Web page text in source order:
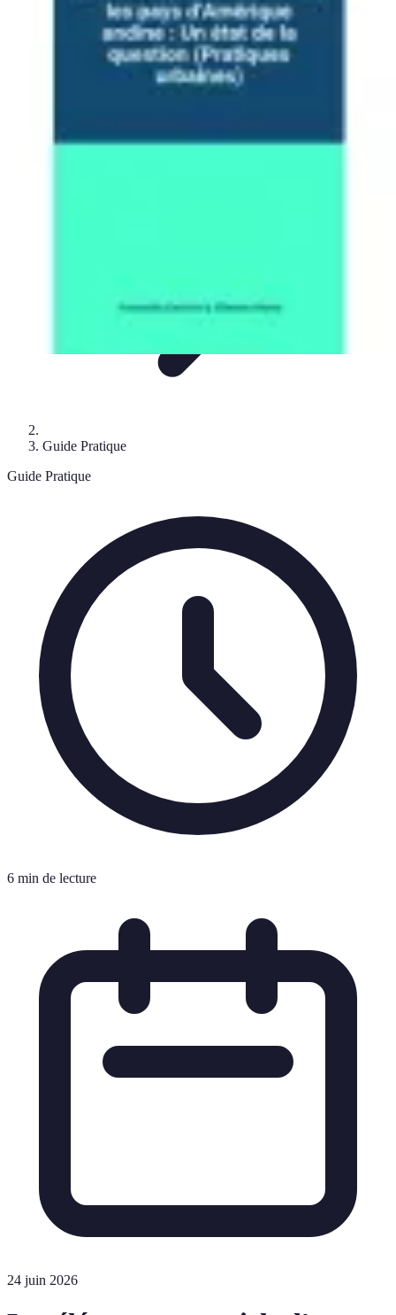
Culture & CoutumesDestinationsActivitésConseilsCulture
Guide Pratique
Guide Pratique
6 min de lecture
24 juin 2026